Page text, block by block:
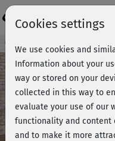
Course preview - join now!
Cookies settings
We use cookies and
Information about your
way or stored on your
collected in this way to
evaluate your use of our
functionality and content
and to make it more